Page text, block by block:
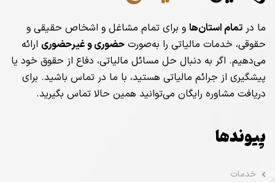
ما در تمام استان‌ها و برای تمام مشاغل و اشخاص حقیقی و
حقوقی، خدمات مالیاتی را به‌صورت حضوری و غیرحضوری ارائه
می‌دهیم. اگر به دنبال حل مسائل مالیاتی، دفاع از حقوق خود یا
پیشگیری از جرائم مالیاتی هستید، با ما در تماس باشید. برای
دریافت مشاوره رایگان می‌توانید همین حالا تماس بگیرید.
پیوندها
خدمات